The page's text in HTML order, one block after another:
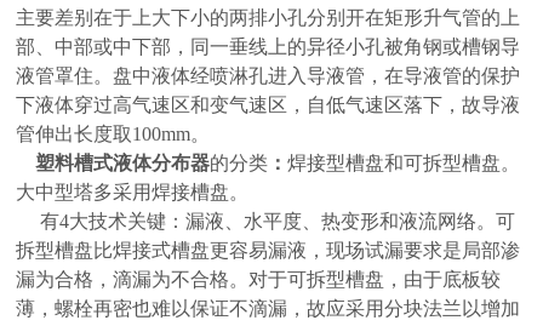
主要差别在于上大下小的两排小孔分别开在矩形升气管的上
部、中部或中下部，同一垂线上的异径小孔被角钢或槽钢导
液管罩住。盘中液体经喷淋孔进入导液管，在导液管的保护
下液体穿过高气速区和变气速区，自低气速区落下，故导液
管伸出长度取100mm。
塑料槽式液体分布器的分类 ：焊接型槽盘和可拆型槽盘。
大中型塔多采用焊接槽盘。
有4大技术关键：漏液、水平度、热变形和液流网络。可
拆型槽盘比焊接式槽盘更容易漏液，现场试漏要求是局部渗
漏为合格，滴漏为不合格。对于可拆型槽盘，由于底板较
薄，螺栓再密也难以保证不滴漏，故应采用分块法兰以增加